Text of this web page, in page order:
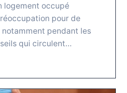
logement occupé
pour de
pendant les
qui circulent…